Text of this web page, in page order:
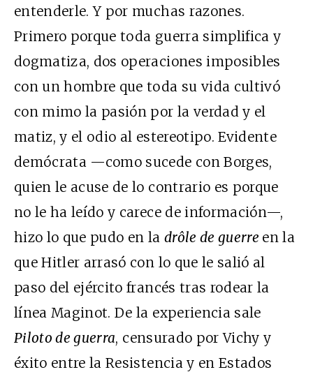
entenderle. Y por muchas razones.
Primero porque toda guerra simplifica y
dogmatiza, dos operaciones imposibles
con un hombre que toda su vida cultivó
con mimo la pasión por la verdad y el
matiz, y el odio al estereotipo. Evidente
demócrata —como sucede con Borges,
quien le acuse de lo contrario es porque
no le ha leído y carece de información—,
hizo lo que pudo en la drôle de guerre en la
que Hitler arrasó con lo que le salió al
paso del ejército francés tras rodear la
línea Maginot. De la experiencia sale
Piloto de guerra, censurado por Vichy y
éxito entre la Resistencia y en Estados